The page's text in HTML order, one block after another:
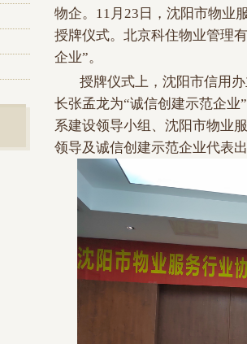
物企。11月23日，沈阳市物业
授牌仪式。北京科住物业管理
企业”。
授牌仪式上，沈阳市信用
长张孟龙为“诚信创建示范企
系建设领导小组、沈阳市物业
领导及诚信创建示范企业代表